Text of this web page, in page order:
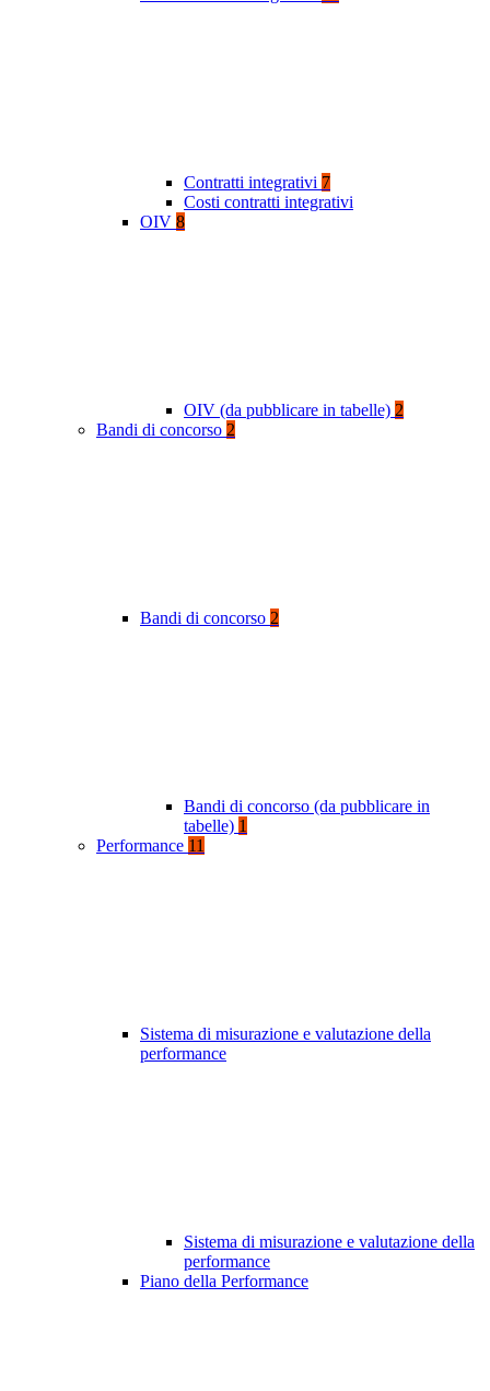
Contratti integrativi 7
Costi contratti integrativi
OIV 8
OIV (da pubblicare in tabelle) 2
Bandi di concorso 2
Bandi di concorso 2
Bandi di concorso (da pubblicare in
tabelle) 1
Performance 11
Sistema di misurazione e valutazione della
performance
Sistema di misurazione e valutazione della
performance
Piano della Performance